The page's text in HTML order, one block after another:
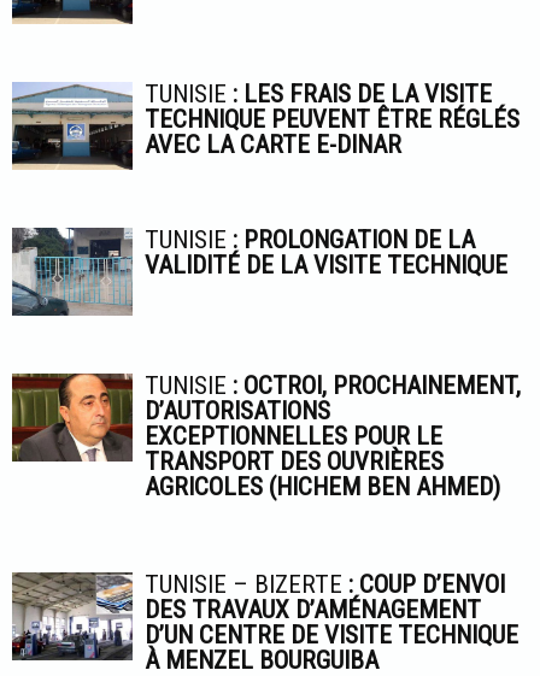
TUNISIE : LES FRAIS DE LA VISITE
TECHNIQUE PEUVENT ÊTRE RÉGLÉS
AVEC LA CARTE E-DINAR
TUNISIE : PROLONGATION DE LA
VALIDITÉ DE LA VISITE TECHNIQUE
TUNISIE : OCTROI, PROCHAINEMENT,
D’AUTORISATIONS
EXCEPTIONNELLES POUR LE
TRANSPORT DES OUVRIÈRES
AGRICOLES (HICHEM BEN AHMED)
TUNISIE – BIZERTE : COUP D’ENVOI
DES TRAVAUX D’AMÉNAGEMENT
D’UN CENTRE DE VISITE TECHNIQUE
À MENZEL BOURGUIBA